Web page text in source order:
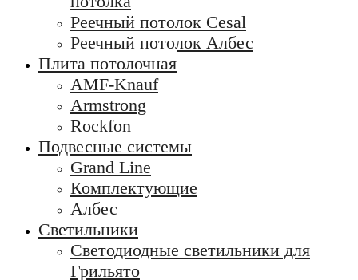
Реечный потолок Cesal
Реечный потолок Албес
Плита потолочная
AMF-Knauf
Armstrong
Rockfon
Подвесные системы
Grand Line
Комплектующие
Албес
Светильники
Светодиодные светильники для
Грильято